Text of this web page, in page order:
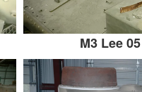
M3 Lee 05